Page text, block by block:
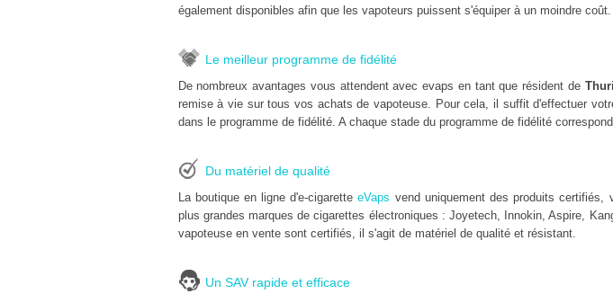
également disponibles afin que les vapoteurs puissent s'équiper à un moindre coût.
Le meilleur programme de fidélité
De nombreux avantages vous attendent avec evaps en tant que résident de
remise à vie sur tous vos achats de vapoteuse. Pour cela, il suffit d'effectuer
dans le programme de fidélité. A chaque stade du programme de fidélité
Du matériel de qualité
La boutique en ligne d'e-cigaretteeVaps vend uniquement des produits
plus grandes marques de cigarettes électroniques : Joyetech, Innokin, Aspire,
vapoteuse en vente sont certifiés, il s'agit de matériel de qualité et résistant.
Un SAV rapide et efficace